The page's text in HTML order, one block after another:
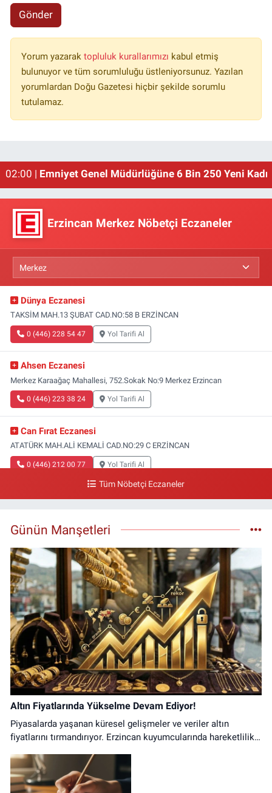
Gönder
Yorum yazarak topluluk kurallarımızı kabul etmiş
bulunuyor ve tüm sorumluluğu üstleniyorsunuz. Yazılan
yorumlardan Doğu Gazetesi hiçbir şekilde sorumlu
tutulamaz.
02:00 |Emniyet Genel Müdürlüğüne 6 Bin 250 Yeni
01:00 | Erzincan'ın Meşhur Buğday Meydanı Yıkılacak!
Erzincan Merkez Nöbetçi Eczaneler
Dünya Eczanesi
TAKSİM MAH.13 ŞUBAT CAD.NO:58 B ERZİNCAN
0 (446) 228 54 47 Yol Tarifi Al
Ahsen Eczanesi
Merkez Karaağaç Mahallesi, 752.Sokak No:9 Merkez Erzincan
0 (446) 223 38 24 Yol Tarifi Al
Can Fırat Eczanesi
ATATÜRK MAH.ALİ KEMALİ CAD.NO:29 C ERZİNCAN
0 (446) 212 00 77 Yol Tarifi Al
0 (446) 212 10 20
Tüm Nöbetçi Eczaneler
Günün Manşetleri
Altın Fiyatlarında Yükselme Devam Ediyor!
Piyasalarda yaşanan küresel gelişmeler ve veriler altın
fiyatlarını tırmandırıyor. Erzincan kuyumcularında hareketlilik